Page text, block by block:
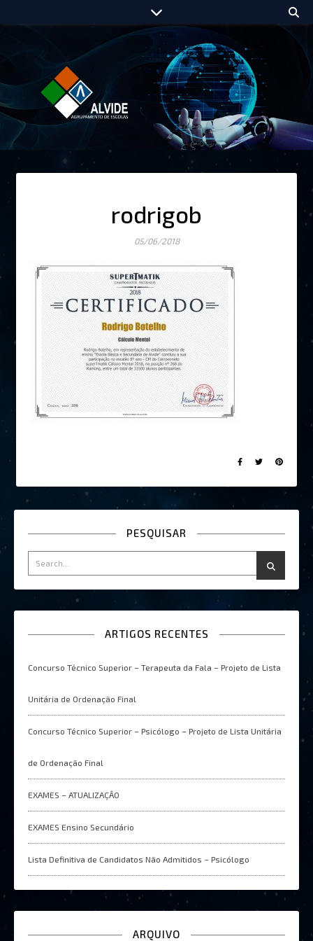
rodrigob
05/06/2018
PESQUISAR
ARTIGOS RECENTES
Concurso Técnico Superior – Terapeuta da Fala – Projeto de Lista
Unitária de Ordenação Final
Concurso Técnico Superior – Psicólogo – Projeto de Lista Unitária
de Ordenação Final
EXAMES – ATUALIZAÇÂO
EXAMES Ensino Secundário
Lista Definitiva de Candidatos Não Admitidos – Psicólogo
ARQUIVO